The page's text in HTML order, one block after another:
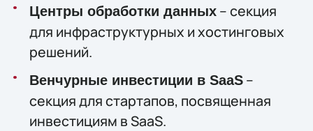
Центры обработки данных– секция
для инфраструктурных и хостинговых
решений.
Венчурные инвестиции в SaaS–
секция для стартапов, посвященная
инвестициям в SaaS.